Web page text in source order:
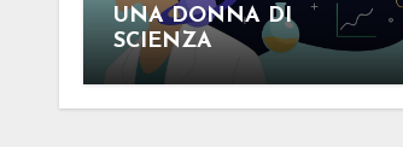
UNA DONNA DI
SCIENZA